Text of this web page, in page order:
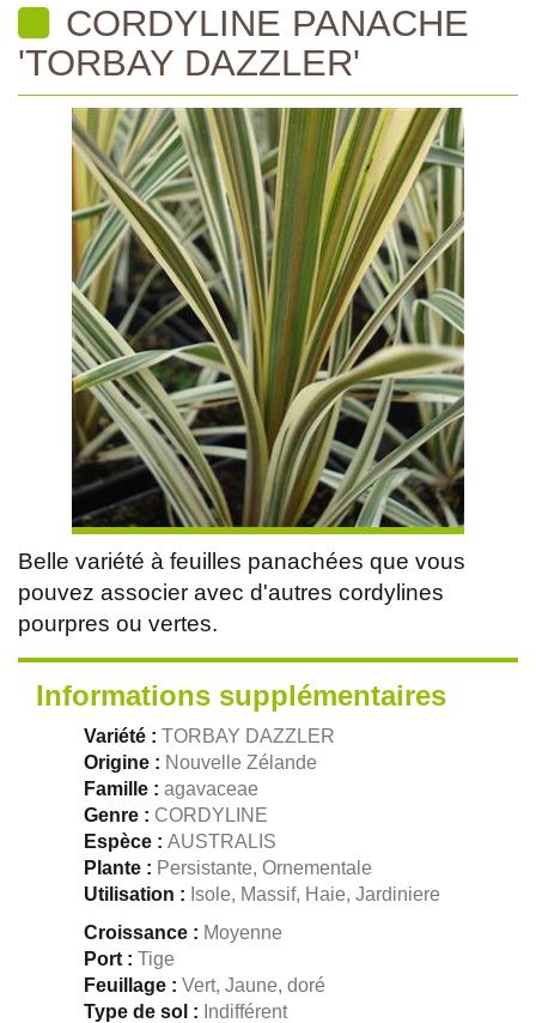
CORDYLINE PANACHE
'TORBAY DAZZLER'
Belle variété à feuilles panachées que vous
pouvez associer avec d'autres cordylines
pourpres ou vertes.
Informations supplémentaires
Variété : TORBAY DAZZLER
Origine : Nouvelle Zélande
Famille : agavaceae
Genre : CORDYLINE
Espèce : AUSTRALIS
Plante : Persistante, Ornementale
Utilisation : Isole, Massif, Haie, Jardiniere
Croissance : Moyenne
Port : Tige
Feuillage : Vert, Jaune, doré
Type de sol : Indifférent